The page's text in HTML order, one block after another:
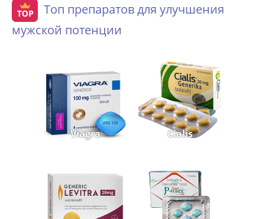
Топ препаратов для улучшения
мужской потенции
Viagra Cialis